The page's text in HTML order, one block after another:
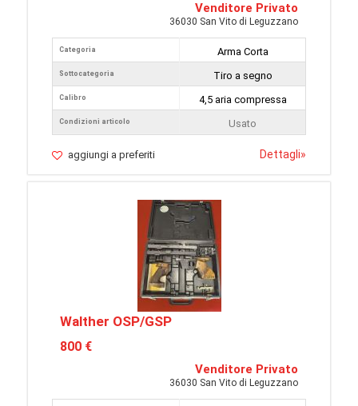
Venditore Privato
36030 San Vito di Leguzzano
Categoria
Sottocategoria
Calibro
Condizioni articolo
Arma Corta
Tiro a segno
4,5 aria compressa
Usato
aggiungi a preferiti Dettagli»
Walther OSP/GSP
800 €
Venditore Privato
36030 San Vito di Leguzzano